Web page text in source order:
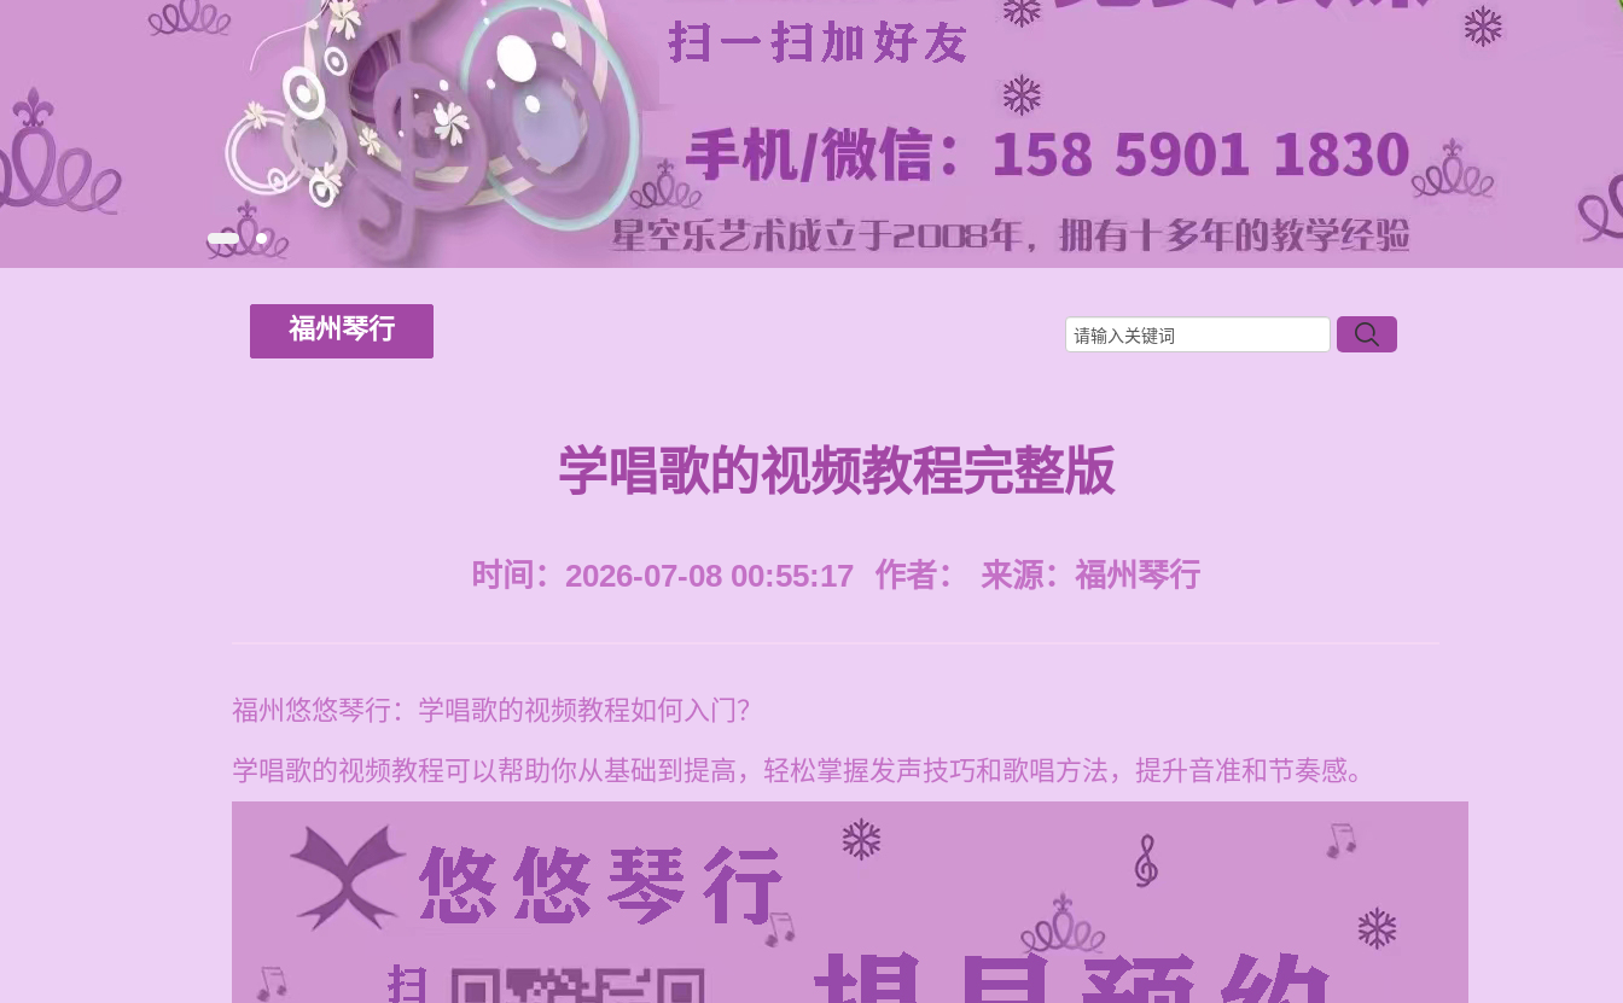
福州琴行
学唱歌的视频教程完整版
时间：2026-07-08 00:55:17 作者： 来源： 福州琴行
福州悠悠琴行：学唱歌的视频教程如何入门？
学唱歌的视频教程可以帮助你从基础到提高，轻松掌握发声技巧和歌唱方法，提升音准和节奏感。